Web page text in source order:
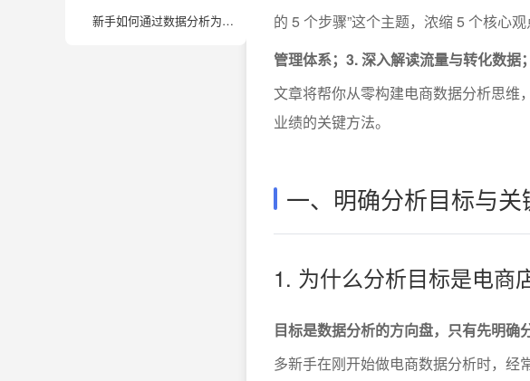
新手如何通过数据分析为电商店铺制定有效的运营策略？
的 5 个步骤”这个主题，浓缩 5 个核心观
管理体系；3. 深入解读流量与转化数据
文章将帮你从零构建电商数据分析思维
业绩的关键方法。
一、明确分析目标与关
1. 为什么分析目标是电商
目标是数据分析的方向盘，只有先明确
多新手在刚开始做电商数据分析时，经